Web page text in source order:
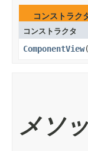
コンストラク
コンストラクタ
ComponentView​(
メソ